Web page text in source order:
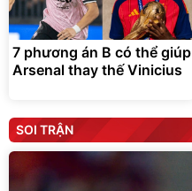
7 phương án B có thể giúp
Arsenal thay thế Vinicius
SOI TRẬN